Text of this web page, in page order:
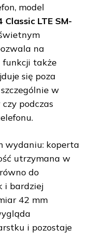
model
LTE SM-
na
funkcji także
się poza
w
podczas
wydaniu: koperta
utrzymana w
do
i bardziej
42 mm
i pozostaje